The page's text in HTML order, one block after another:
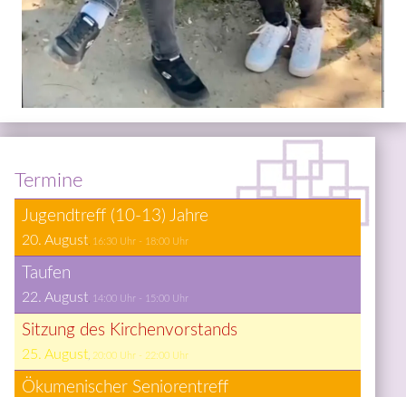
Termine
Ju­gend­treff (10-13) Jah­re
20. August 16:30 Uhr - 18:00 Uhr
Tau­fen
22. August 14:00 Uhr - 15:00 Uhr
Sit­zung des Kir­chen­vor­stands
25. August 20:00 Uhr - 22:00 Uhr
Öku­me­ni­scher Se­nio­ren­treff